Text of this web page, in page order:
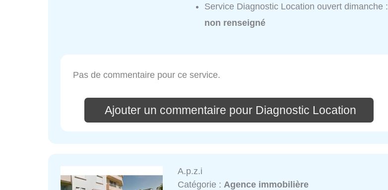
Service Diagnostic Location ouvert dimanche :
non renseigné
Pas de commentaire pour ce service.
Ajouter un commentaire pour Diagnostic Location
A.p.z.i
Catégorie : Agence immobilière